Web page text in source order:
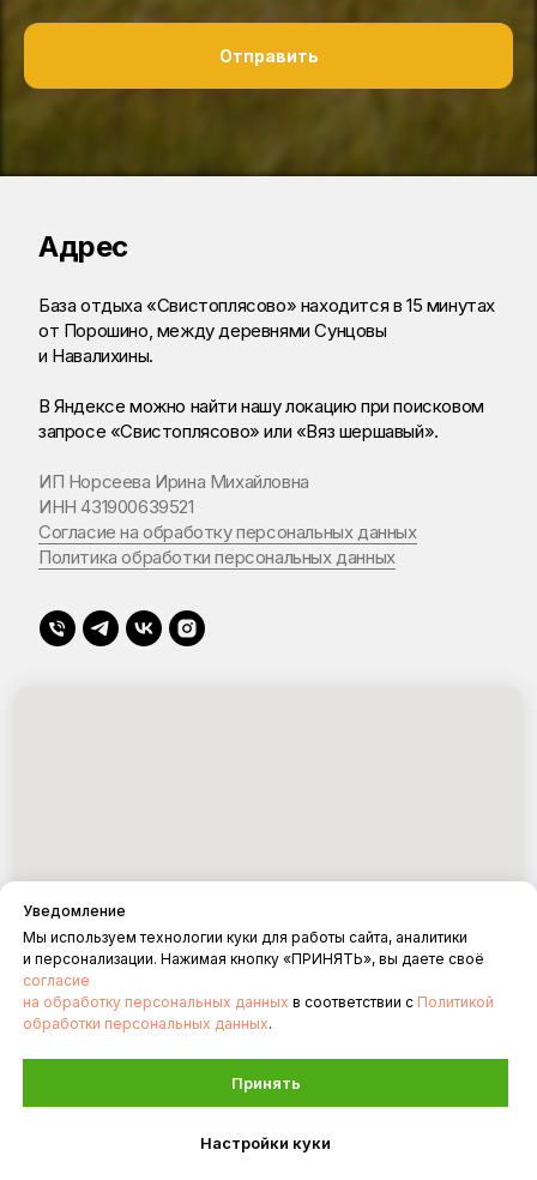
Уведомление
Мы используем технологии куки для работы сайта, аналитики
и персонализации. Нажимая кнопку «ПРИНЯТЬ», вы даете своё
согласие
на обработку персональных данных в соответствии с Политикой
обработки персональных данных.
Принять
Настройки куки
Отправить
Адрес
База отдыха «Свистоплясово» находится в 15 минутах
от Порошино, между деревнями Сунцовы
и Навалихины.
В Яндексе можно найти нашу локацию при поисковом
запросе «Свистоплясово» или «Вяз шершавый».
ИП Норсеева Ирина Михайловна
ИНН 431900639521
Согласие на обработку персональных данных
Политика обработки персональных данных